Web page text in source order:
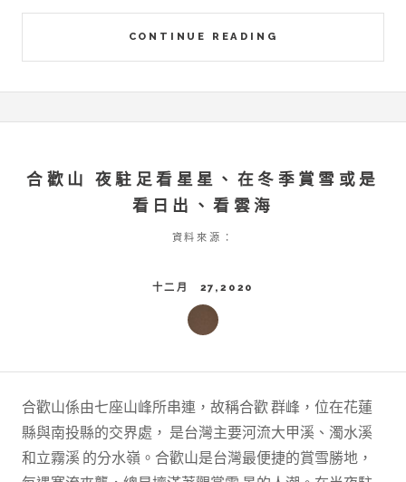
CONTINUE READING
合歡山 夜駐足看星星、在冬季賞雪或是
看日出、看雲海
資料來源：
十二月 27,2020
合歡山係由七座山峰所串連，故稱合歡 群峰，位在花蓮
縣與南投縣的交界處， 是台灣主要河流大甲溪、濁水溪
和立霧溪 的分水嶺。合歡山是台灣最便捷的賞雪勝地，